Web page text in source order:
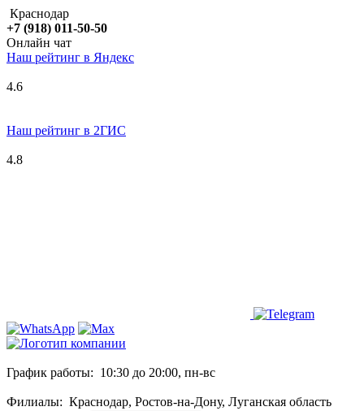
Краснодар
+7 (918) 011-50-50
Онлайн чат
Наш рейтинг в Яндекс
4.6
Наш рейтинг в 2ГИС
4.8
График работы: 10:30 до 20:00, пн-вс
Филиалы: Краснодар, Ростов-на-Дону, Луганская область